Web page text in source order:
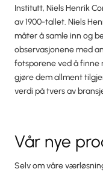
Institutt, Niels Henrik
av 1900-tallet. Niels
måter å samle inn og
observasjonene med
fotsporene ved å finne
gjøre dem allment
verdi på tvers av
Vår nye
Selv om våre